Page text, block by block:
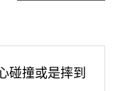
碰撞或是摔到